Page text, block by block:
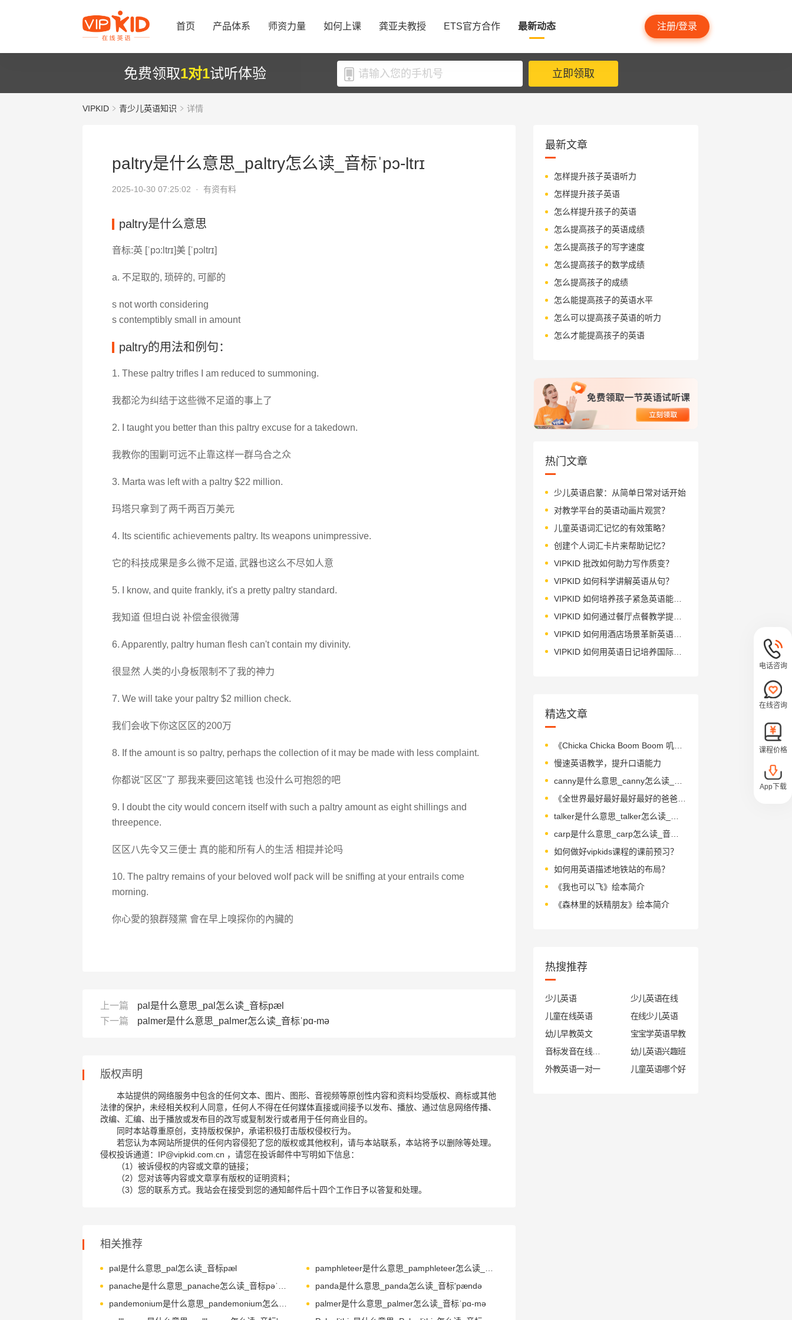
首页 产品体系 师资力量 如何上课 龚亚夫教授 ETS官方合作 最新动态 注册/登录
免费领取1对1试听体验 立即领取
VIPKID 青少儿英语知识 详情
paltry是什么意思_paltry怎么读_音标ˈpɔ-ltrɪ
2025-10-30 07:25:02 · 有资有料
paltry是什么意思
音标:英 [ˈpɔ:ltrɪ]美 [ˈpɔltrɪ]
a. 不足取的, 琐碎的, 可鄙的
s not worth considering
s contemptibly small in amount
paltry的用法和例句：
1. These paltry trifles I am reduced to summoning.
我都沦为纠结于这些微不足道的事上了
2. I taught you better than this paltry excuse for a takedown.
我教你的围剿可远不止靠这样一群乌合之众
3. Marta was left with a paltry $22 million.
玛塔只拿到了两千两百万美元
4. Its scientific achievements paltry. Its weapons unimpressive.
它的科技成果是多么微不足道, 武器也这么不尽如人意
5. I know, and quite frankly, it's a pretty paltry standard.
我知道 但坦白说 补偿金很微薄
6. Apparently, paltry human flesh can't contain my divinity.
很显然 人类的小身板限制不了我的神力
7. We will take your paltry $2 million check.
我们会收下你这区区的200万
8. If the amount is so paltry, perhaps the collection of it may be made with less complaint.
你都说"区区"了 那我来要回这笔钱 也没什么可抱怨的吧
9. I doubt the city would concern itself with such a paltry amount as eight shillings and
threepence.
区区八先令又三便士 真的能和所有人的生活 相提并论吗
10. The paltry remains of your beloved wolf pack will be sniffing at your entrails come
morning.
你心愛的狼群殘黨 會在早上嗅探你的內臟的
上一篇
pal是什么意思_pal怎么读_音标pæl
下一篇
palmer是什么意思_palmer怎么读_音标ˈpɑ-mə
版权声明
本站提供的网络服务中包含的任何文本、图片、图形、音视频等原创性内容和资料均受版权、商标或其他
法律的保护，未经相关权利人同意，任何人不得在任何媒体直接或间接予以发布、播放、通过信息网络传播、
改编、汇编、出于播放或发布目的改写或复制发行或者用于任何商业目的。
同时本站尊重原创，支持版权保护，承诺积极打击版权侵权行为。
若您认为本网站所提供的任何内容侵犯了您的版权或其他权利，请与本站联系，本站将予以删除等处理。
侵权投诉通道：IP@vipkid.com.cn ，请您在投诉邮件中写明如下信息：
（1）被诉侵权的内容或文章的链接；
（2）您对该等内容或文章享有版权的证明资料；
（3）您的联系方式。我站会在接受到您的通知邮件后十四个工作日予以答复和处理。
相关推荐
pal是什么意思_pal怎么读_音标pæl
panda是什么意思_panda怎么读_音标'pændә
palmer是什么意思_palmer怎么读_音标ˈpɑ-mə
最新文章
怎样提升孩子英语听力
怎样提升孩子英语
怎么样提升孩子的英语
怎么提高孩子的英语成绩
怎么提高孩子的写字速度
怎么提高孩子的数学成绩
怎么提高孩子的成绩
怎么能提高孩子的英语水平
怎么可以提高孩子英语的听力
怎么才能提高孩子的英语
热门文章
少儿英语启蒙：从简单日常对话开始
对教学平台的英语动画片观赏？
儿童英语词汇记忆的有效策略？
创建个人词汇卡片来帮助记忆？
VIPKID 批改如何助力写作质变？
VIPKID 如何科学讲解英语从句？
VIPKID 如何培养孩子紧急英语能力？
VIPKID 如何通过餐厅点餐教学提升少儿英语应用能力？
VIPKID 如何用酒店场景革新英语教学？
VIPKID 如何用英语日记培养国际化人才？
精选文章
《Chicka Chicka Boom Boom 叽喀叽喀碰碰》绘本简介
慢速英语教学，提升口语能力
《全世界最好最好最好最好的爸爸》第一期画作新鲜出炉啦~
carp是什么意思_carp怎么读_音标kɑ-p
如何做好vipkids课程的课前预习？
如何用英语描述地铁站的布局？
《我也可以飞》绘本简介
《森林里的妖精朋友》绘本简介
热搜推荐
少儿英语
少儿英语在线
儿童在线英语
在线少儿英语
幼儿早教英文
宝宝学英语早教
幼儿英语兴趣班
外教英语一对一
儿童英语哪个好
电话咨询
在线咨询
课程价格
App下载